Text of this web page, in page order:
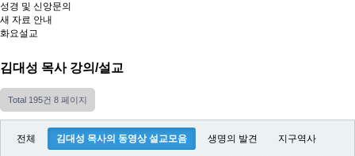
성경 및 신앙문의
새 자료 안내
화요설교
김대성 목사 강의/설교
Total 195건 8 페이지
전체 김대성 목사의 동영상 설교모음 생명의 발견 지구역사